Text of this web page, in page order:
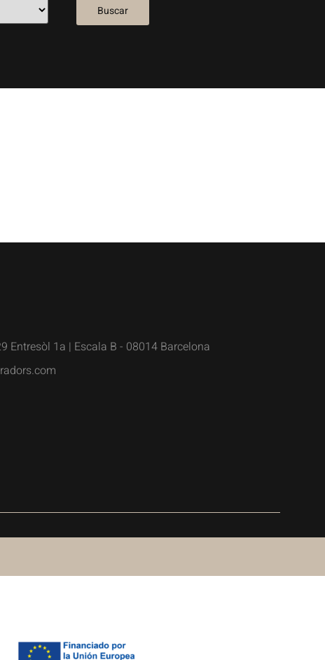
Entresòl 1a | Escala B - 08014 Barcelona